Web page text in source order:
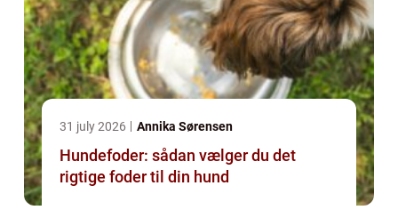
31 july 2026 Annika Sørensen
Hundefoder: sådan vælger du det
rigtige foder til din hund